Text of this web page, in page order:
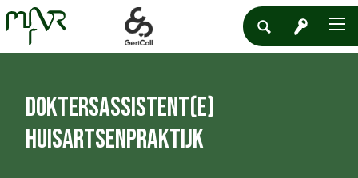
Doktersassistent(e)
huisartsenpraktijk